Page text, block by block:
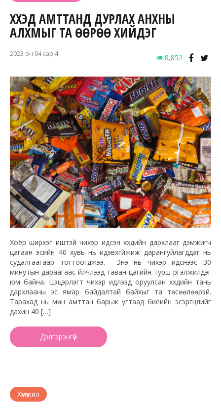
ХҮҮХЭД АМТТАНД ДУРЛАХ АНХНЫ
АЛХМЫГ ТА ӨӨРӨӨ ХИЙДЭГ
2023 он 04 сар 4 8,852
Хоёр ширхэг иштэй чихэр идсэн хүүхдийн дархлааг дэмжигч
цагаан эсийн 40 хувь нь идэвхгүйжиж дарангуйлагддаг нь
судалгаагаар тогтоогджээ. Энэ нь чихэр идснээс 30
минутын дараагаас үйлчлээд таван цагийн турш үргэлжилдэг
юм байна. Цэцэрлэгт чихэр идүүлээд оруулсан хүүхдийн тань
дархлааны эс ямар байдалтай байхыг та төсөөлөөрэй.
Тарахад нь мөн амттан барьж угтаад биеийн эсэргүүцлийг
дахин 40 […]
Дэлгэрэнгүй
Хүмүүжил